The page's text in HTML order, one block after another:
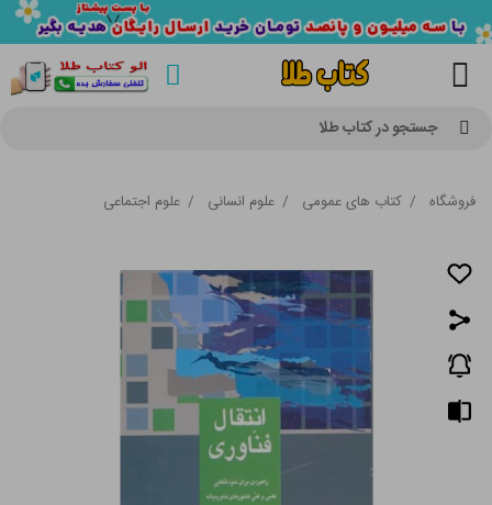
جستجو در کتاب طلا
فروشگاه / کتاب های عمومی / علوم انسانی / علوم اجتماعی